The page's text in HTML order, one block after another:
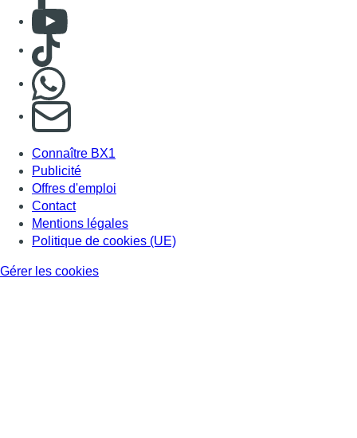
Consulter Youtube
Consulter TikTok
S'abonner à notre newsletter
Connaître BX1
Publicité
Offres d'emploi
Contact
Mentions légales
Politique de cookies (UE)
Gérer les cookies